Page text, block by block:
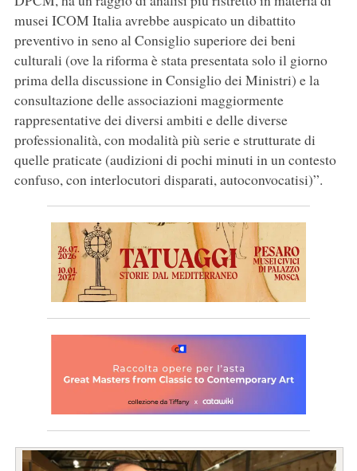
musei ICOM Italia avrebbe auspicato un dibattito
preventivo in seno al Consiglio superiore dei beni
culturali (ove la riforma è stata presentata solo il giorno
prima della discussione in Consiglio dei Ministri) e la
consultazione delle associazioni maggiormente
rappresentative dei diversi ambiti e delle diverse
professionalità, con modalità più serie e strutturate di
quelle praticate (audizioni di pochi minuti in un contesto
confuso, con interlocutori disparati, autoconvocatisi)”.